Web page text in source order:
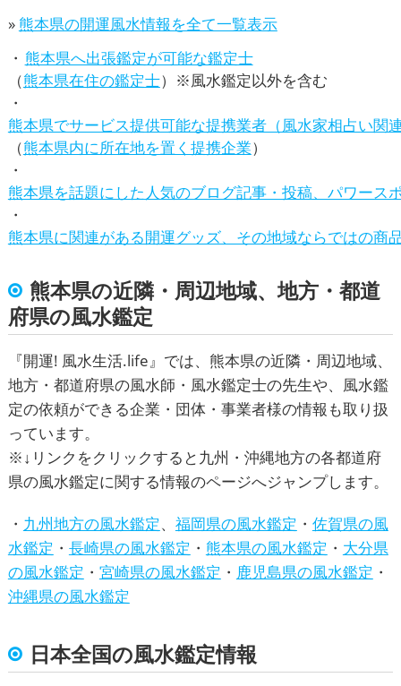
»熊本県の開運風水情報を全て一覧表示
熊本県へ出張鑑定が可能な鑑定士
（熊本県在住の鑑定士）※風水鑑定以外を含む
熊本県でサービス提供可能な提携業者（風水家相占い
（熊本県内に所在地を置く提携企業）
熊本県を話題にした人気のブログ記事・投稿、パワース
熊本県に関連がある開運グッズ、その地域ならではの商
熊本県の近隣・周辺地域、地方・都道
府県の風水鑑定
『開運! 風水生活.life』では、熊本県の近隣・周辺地域、
地方・都道府県の風水師・風水鑑定士の先生や、 風水鑑
定の依頼ができる企業・団体・事業者様の情報も取り扱
っています。
※↓リンクをクリックすると九州・沖縄地方の各都道府
県の風水鑑定に関する情報のページへジャンプします。
・ 九州地方の風水鑑定、 福岡県の風水鑑定 ・ 佐賀県の風
水鑑定 ・ 長崎県の風水鑑定 ・ 熊本県の風水鑑定 ・ 大分県
の風水鑑定 ・ 宮崎県の風水鑑定 ・ 鹿児島県の風水鑑定 ・
沖縄県の風水鑑定
日本全国の風水鑑定情報